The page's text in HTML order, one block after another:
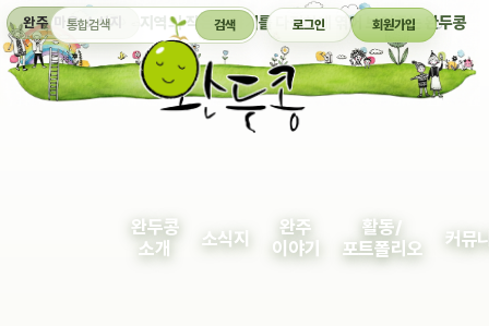
완주 마을 소식지 지역의 작은 이야기를 다정하게 엮어 보여주는 완두콩
통합검색 검색 로그인 회원가입
완두콩
소개
소식지
완주
이야기
활동/
포트폴리오
커뮤